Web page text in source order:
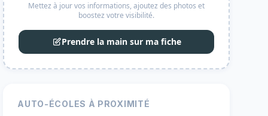
Mettez à jour vos informations, ajoutez des photos et
boostez votre visibilité.
Prendre la main sur ma fiche
AUTO-ÉCOLES À PROXIMITÉ